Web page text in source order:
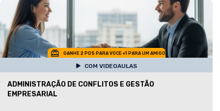
GANHE 2 POS PARA VOCE +1 PARA UM AMIGO
COM VIDEOAULAS
ADMINISTRAÇÃO DE CONFLITOS E GESTÃO
EMPRESARIAL